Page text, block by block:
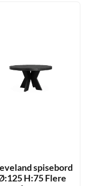
spisebord
H:75 Flere